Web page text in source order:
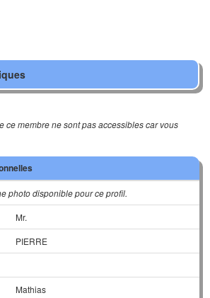
ce membre ne sont pas accessibles car vous
photo disponible pour ce profil.
Mr.
PIERRE
Mathias